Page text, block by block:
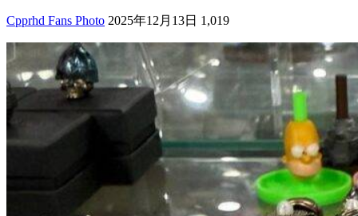
Cpprhd Fans Photo 2025年12月13日 1,019